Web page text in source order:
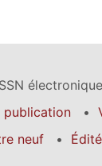
publication
neuf